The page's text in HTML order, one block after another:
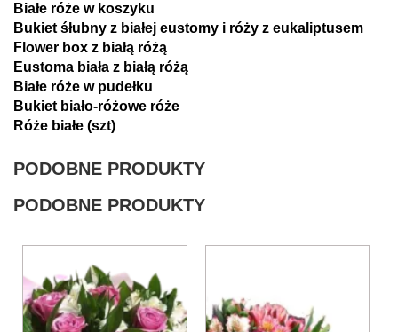
Białe róże w koszyku
Bukiet śłubny z białej eustomy i róży z eukaliptusem
Flower box z białą różą
Eustoma biała z białą różą
Białe róże w pudełku
Bukiet biało-różowe róże
Róże białe (szt)
PODOBNE PRODUKTY
PODOBNE PRODUKTY
produkt
ma
wiele
ma
wiele